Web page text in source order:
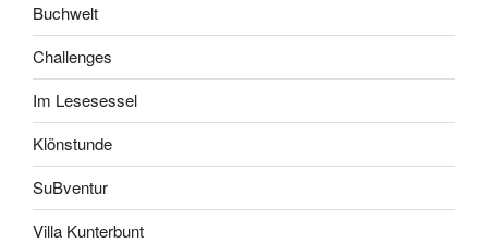
Buchwelt
Challenges
Im Lesesessel
Klönstunde
SuBventur
Villa Kunterbunt